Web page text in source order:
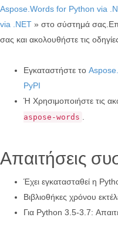
Aspose.Words for Python via
via .NET » στο σύστημά
σας και ακολουθήστε τις
Εγκαταστήστε το
PyPI
Ή Χρησιμοποιήστε τις
aspose-words
Απαιτήσεις
Έχει εγκατασταθεί η
Βιβλιοθήκες χρόνου
Για Python 3.5-3.7: